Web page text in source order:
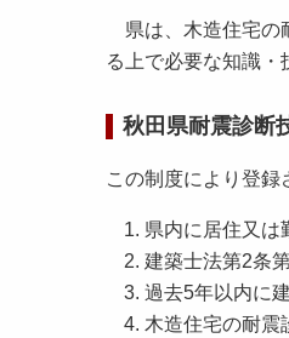
県は、木造住宅の
る上で必要な知識・
秋田県耐震診断
この制度により登録
県内に居住又は
建築士法第2条
過去5年以内に
木造住宅の耐震